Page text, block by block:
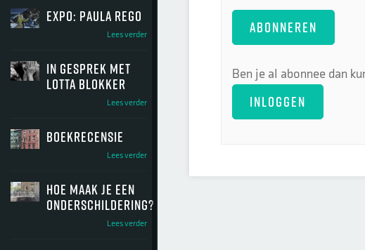
Expo: Paula Rego
Lees verder
In gesprek met
Lotta Blokker
Lees verder
Boekrecensie
Lees verder
Hoe maak je een
onderschildering?
Lees verder
ABONNEREN
Ben je al abonnee dan
INLOGGEN